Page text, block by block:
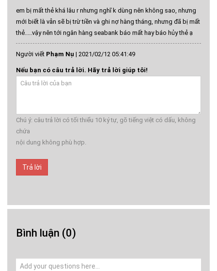
em bị mất thẻ khá lâu r nhưng nghĩ k dùng nên không sao, nhưng
mới biết là vẫn sẽ bị trừ tiền và ghi nợ hàng tháng, nhưng đã bị mất
thẻ.....vậy nên tới ngân hàng seabank báo mất hay báo hủy thẻ ạ
Người viết Phạm Nụ | 2021/02/12 05:41:49
Nếu bạn có câu trả lời. Hãy trả lời giúp tôi!
Chú ý: câu trả lời có tối thiểu 10 ký tự, gõ tiếng việt có dấu, không
chứa
nội dung không phù hợp.
Trả lời
Bình luận (0)